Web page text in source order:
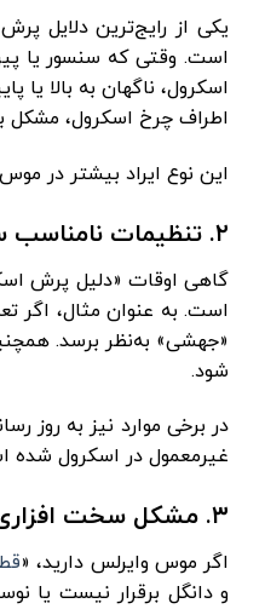
یکی از رایج‌ترین دلایل
است. وقتی که سنسور یا
اسکرول، ناگهان به بالا یا
اطراف چرخ اسکرول،
این نوع ایراد بیشتر در
۲. تنظیمات نامناسب سیستم یا نرم ‌افزار
گاهی اوقات «دلیل پرش
است. به‌ عنوان مثال، اگر
«جهشی» به‌نظر برسد.
شود.
در برخی موارد نیز به ‌روز
غیرمعمول در اسکرول شده
۳. مشکل سخت ‌افزاری موس یا دانگل
اگر موس وایرلس دارید، «
و دانگل برقرار نیست یا